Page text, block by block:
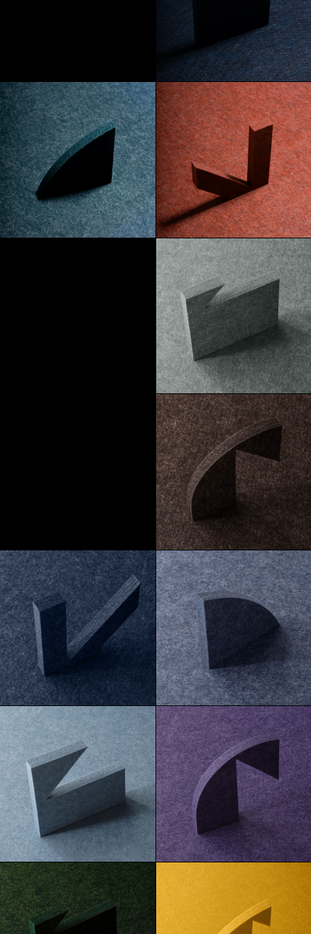
Absinth Abyss
Mars
Pebble
Morel Truffle
Baltic Caspian
Cortez Ube